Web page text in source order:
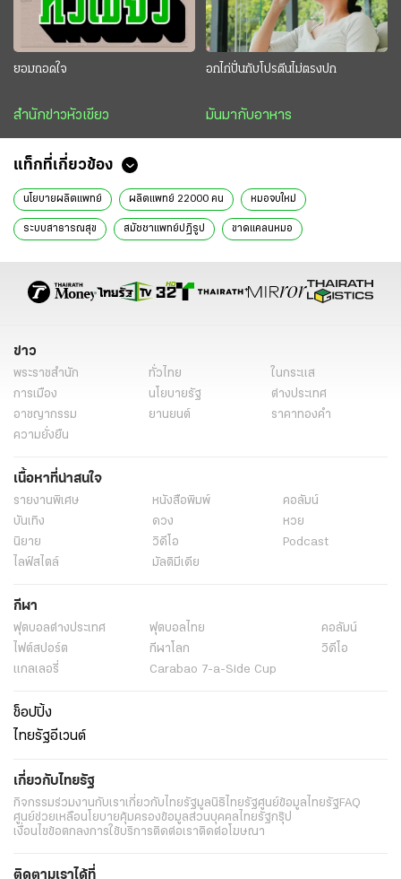
ยอมถอดใจ
สำนักข่าวหัวเขียว
อกไก่ปั่นกับโปรตีนไม่ตรงปก
มันมากับอาหาร
แท็กที่เกี่ยวข้อง
นโยบายผลิตแพทย์ ผลิตแพทย์ 22000 คน หมอจบใหม่
ระบบสาธารณสุข สมัชชาแพทย์ปฏิรูป ขาดแคลนหมอ
สกู๊ปหน้า 1 สกู๊ปหน้า 1 ไทยรัฐ ข่าววันนี้ ไทยรัฐฉบับพิมพ์
ข่าว
พระราชสำนัก ทั่วไทย
ในกระแส
การเมือง
นโยบายรัฐ
ต่างประเทศ
อาชญากรรม
ยานยนต์
ราคาทองคำ
ความยั่งยืน
เนื้อหาที่น่าสนใจ
รายงานพิเศษ หนังสือพิมพ์
คอลัมน์
บันเทิง
ดวง
หวย
นิยาย
วิดีโอ
Podcast
ไลฟ์สไตล์
มัลติมีเดีย
กีฬา
ฟุตบอลต่่างประเทศ ฟุตบอลไทย
คอลัมน์
ไฟต์สปอร์ต
กีฬาโลก
วิดีโอ
แกลเลอรี่
Carabao 7-a-Side Cup
ช็อปปิ้ง
ไทยรัฐอีเวนต์
เกี่ยวกับไทยรัฐ
กิจกรรมร่วมงานกับเราเกี่ยวกับไทยรัฐมูลนิธิไทยรัฐศูนย์ข้อมูลไทยรัฐFAQ
ศูนย์ช่วยเหลือนโยบายคุ้มครองข้อมูลส่วนบุคคลไทยรัฐกรุ๊ป
เงื่อนไขข้อตกลงการใช้บริการติดต่อเราติดต่อโฆษณา
ติดตามเราได้ที่